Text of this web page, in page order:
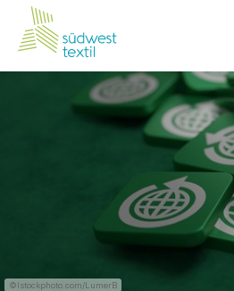
©Istockphoto.com/LumerB